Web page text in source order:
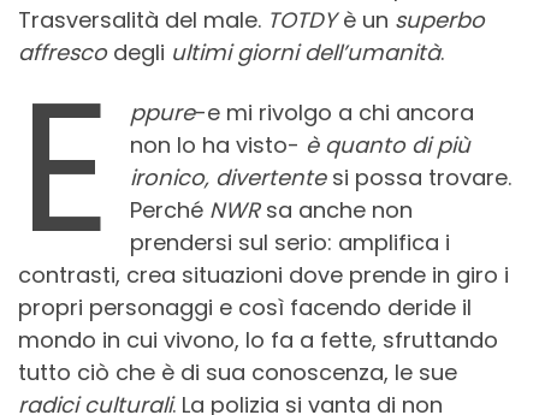
Trasversalità del male. TOTDYè un superbo
affrescodegli ultimi giorni dell’umanità.
E ppure-e mi rivolgo a chi ancora
non lo ha visto- è quanto di più
ironico, divertentesi possa trovare.
Perché NWRsa anche non
prendersi sul serio: amplifica i
contrasti, crea situazioni dove prende in giro i
propri personaggi e così facendo deride il
mondo in cui vivono, lo fa a fette, sfruttando
tutto ciò che è di sua conoscenza, le sue
radici culturali. La polizia si vanta di non